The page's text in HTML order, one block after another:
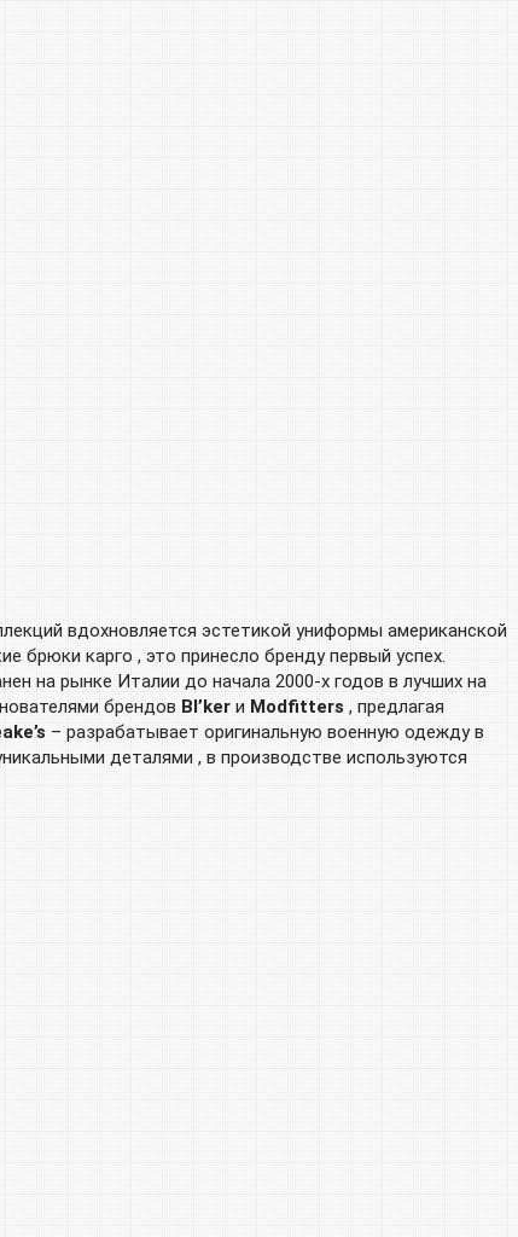
вдохновляется эстетикой униформы американской
брюки карго , это принесло бренду первый успех.
на рынке Италии до начала 2000-х годов в лучших на
брендов Bl’ker и Modfitters , предлагая
– разрабатывает оригинальную военную одежду в
деталями , в производстве используются